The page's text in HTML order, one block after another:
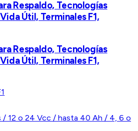
Respaldo, Tecnologías
Útil, Terminales F1,
Respaldo, Tecnologías
Útil, Terminales F1,